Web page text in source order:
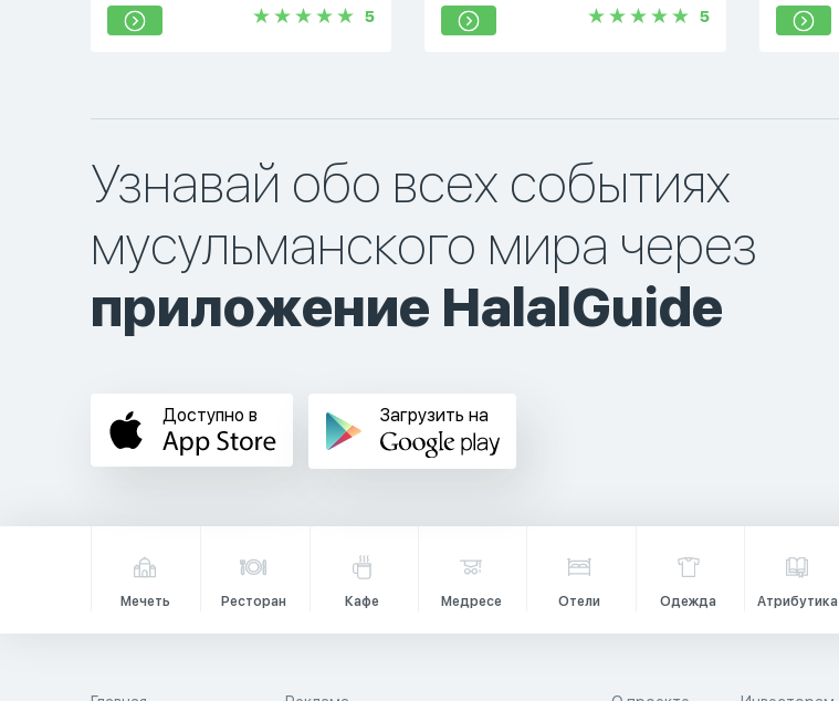
5 5
Узнавай обо всех событиях
мусульманского мира через
приложение HalalGuide
Доступно в Загрузить на
Мечеть Ресторан Кафе Медресе Отели Одежда Атрибутика